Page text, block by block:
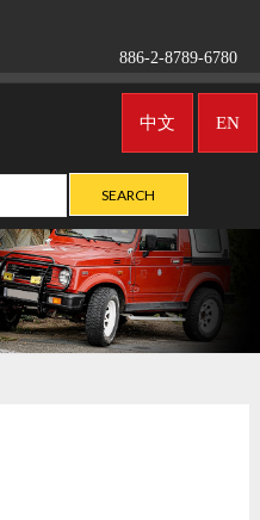
886-2-8789-6780
EN
中文